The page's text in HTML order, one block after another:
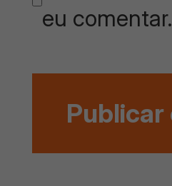
eu comentar.